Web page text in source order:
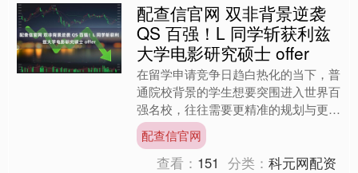
配查信官网 双非背景逆袭
QS 百强！L 同学斩获利兹
大学电影研究硕士 offer
在留学申请竞争日趋白热化的当下，普
通院校背景的学生想要突围进入世界百
强名校，往往需要更精准的规划与更亮
眼的申请呈现。L 同学的利兹大学电影
研究硕士录取案例，正是....
配查信官网
查看： 151 分类：科元网配资